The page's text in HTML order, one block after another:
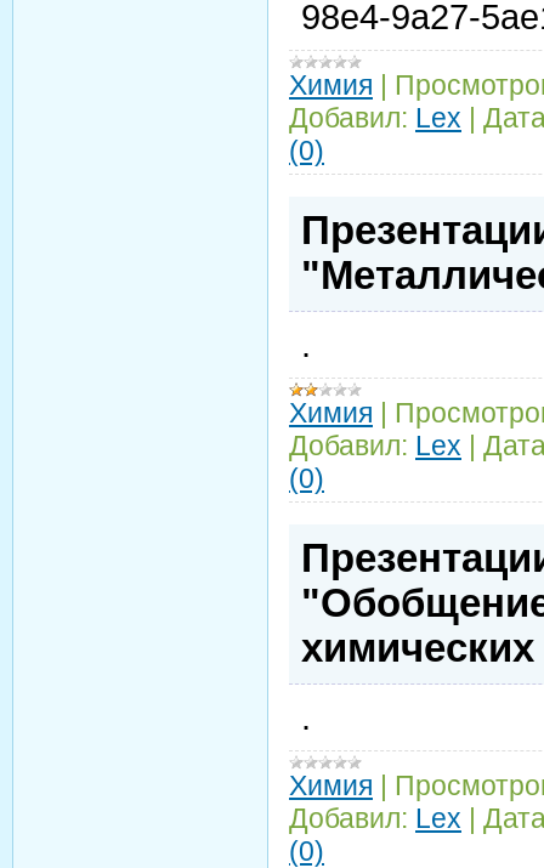
98e4-9a27-
Химия |
Добавил: Lex |
(0)
.
Химия |
Добавил: Lex |
(0)
.
Химия |
Добавил: Lex |
(0)